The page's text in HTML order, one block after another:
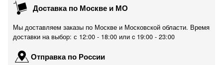
Доставка по Москве и МО
Мы доставляем заказы по Москве и Московской области. Время
доставки на выбор: с 12:00 - 18:00 или c 19:00 - 23:00
Отправка по России